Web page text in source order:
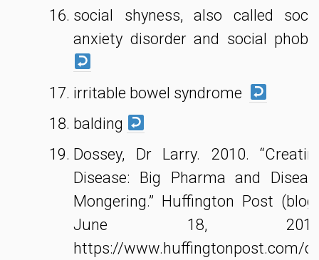
social shyness, also called
anxiety disorder and social
irritable bowel syndrome
balding
Dossey, Dr Larry. 2010.
Disease: Big Pharma and
Mongering.” Huffington Post
June 18,
https://www.huffingtonpost.com/